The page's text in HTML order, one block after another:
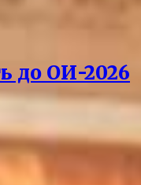
до ОИ-2026